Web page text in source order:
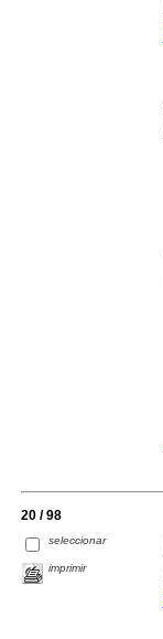
20 / 98
seleccionar
imprimir